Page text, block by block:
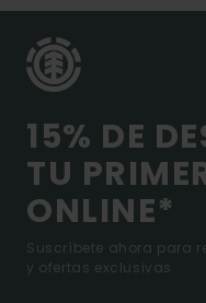
15% DE
TU
ONLINE*
Suscríbete ahora para
y ofertas exclusivas.